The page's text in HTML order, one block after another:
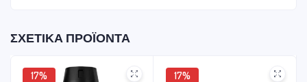
ΣΧΕΤΙΚΆ ΠΡΟΪΌΝΤΑ
17% 17%